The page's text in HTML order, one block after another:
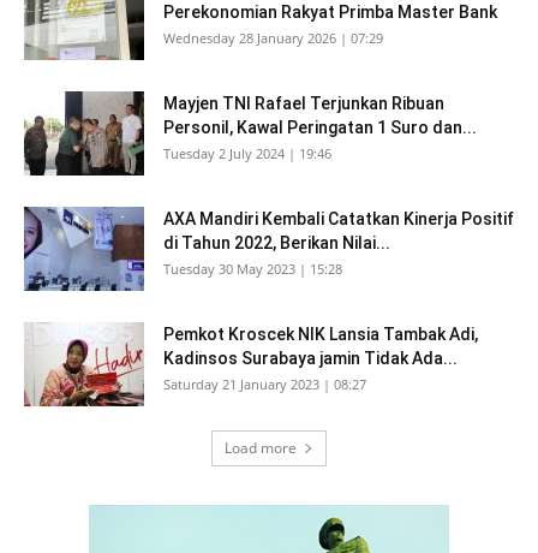
Perekonomian Rakyat Primba Master Bank
Wednesday 28 January 2026 | 07:29
Mayjen TNI Rafael Terjunkan Ribuan
Personil, Kawal Peringatan 1 Suro dan...
Tuesday 2 July 2024 | 19:46
AXA Mandiri Kembali Catatkan Kinerja Positif
di Tahun 2022, Berikan Nilai...
Tuesday 30 May 2023 | 15:28
Pemkot Kroscek NIK Lansia Tambak Adi,
Kadinsos Surabaya jamin Tidak Ada...
Saturday 21 January 2023 | 08:27
Load more